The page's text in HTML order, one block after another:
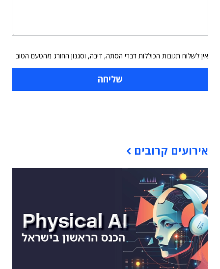
אין לשלוח תגובות הכוללות דברי הסתה, דיבה, וסגנון החורג מהטעם הטוב
אירועים קרובים